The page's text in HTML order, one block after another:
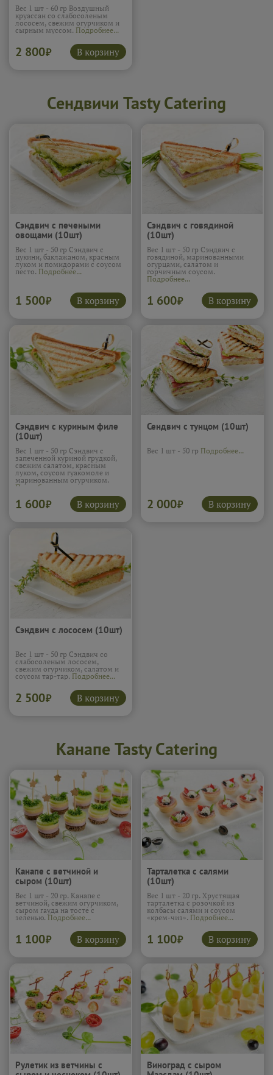
Вес 1 шт - 60 гр Воздушный
круассан со слабосоленым
лососем, свежим огурчиком и
сырным муссом. Подробнее...
2 800₽ В корзину
Сендвичи Tasty Catering
Сэндвич с печеными
овощами (10шт)
Вес 1 шт - 50 гр Сэндвич с
цукини, баклажаном, красным
луком и помидорами с соусом
песто. Подробнее...
1 500₽ В корзину
Сэндвич с говядиной
(10шт)
Вес 1 шт - 50 гр Сэндвич с
говядиной, маринованными
огурцами, салатом и
горчичным соусом.
Подробнее...
1 600₽ В корзину
Сэндвич с куриным филе
(10шт)
Вес 1 шт - 50 гр Сэндвич с
запеченной куриной грудкой,
свежим салатом, красным
луком, соусом гуакомоле и
маринованным огурчиком.
Подробнее...
1 600₽ В корзину
Сендвич с тунцом (10шт)
Вес 1 шт - 50 гр Подробнее...
2 000₽ В корзину
Сэндвич с лососем (10шт)
Вес 1 шт - 50 гр Сэндвич со
слабосоленым лососем,
свежим огурчиком, салатом и
соусом тар-тар. Подробнее...
2 500₽ В корзину
Канапе Tasty Catering
Канапе с ветчиной и
сыром (10шт)
Вес 1 шт - 20 гр. Канапе с
ветчиной, свежим огурчиком,
сыром гауда на тосте с
зеленью. Подробнее...
1 100₽ В корзину
Тарталетка с салями
(10шт)
Вес 1 шт - 20 гр. Хрустящая
тарталетка с розочкой из
колбасы салями и соусом
«крем-чиз». Подробнее...
1 100₽ В корзину
Рулетик из ветчины с
Виноград с сыром